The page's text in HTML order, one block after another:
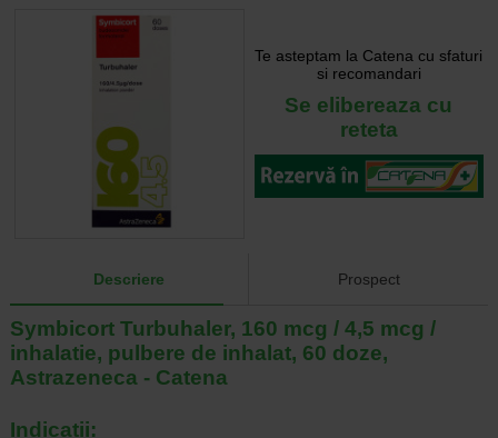
Te asteptam la Catena cu sfaturi
si recomandari
Se elibereaza cu
reteta
Descriere Prospect
Symbicort Turbuhaler, 160 mcg / 4,5 mcg /
inhalatie, pulbere de inhalat, 60 doze,
Astrazeneca - Catena
Indicatii: